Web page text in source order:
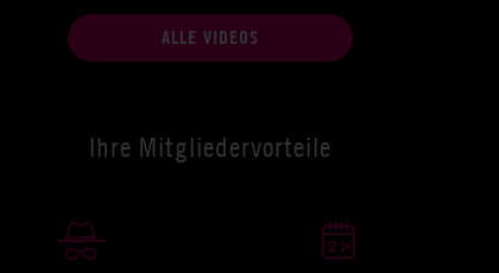
ALLE VIDEOS
Ihre Mitgliedervorteile